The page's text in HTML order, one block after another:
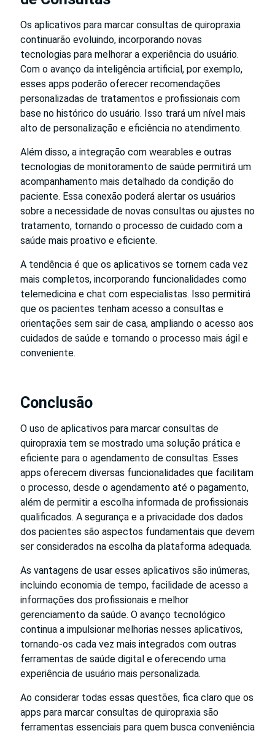
Os aplicativos para marcar consultas de quiropraxia
continuarão evoluindo, incorporando novas
tecnologias para melhorar a experiência do usuário.
Com o avanço da inteligência artificial, por exemplo,
esses apps poderão oferecer recomendações
personalizadas de tratamentos e profissionais com
base no histórico do usuário. Isso trará um nível mais
alto de personalização e eficiência no atendimento.
Além disso, a integração com wearables e outras
tecnologias de monitoramento de saúde permitirá um
acompanhamento mais detalhado da condição do
paciente. Essa conexão poderá alertar os usuários
sobre a necessidade de novas consultas ou ajustes no
tratamento, tornando o processo de cuidado com a
saúde mais proativo e eficiente.
A tendência é que os aplicativos se tornem cada vez
mais completos, incorporando funcionalidades como
telemedicina e chat com especialistas. Isso permitirá
que os pacientes tenham acesso a consultas e
orientações sem sair de casa, ampliando o acesso aos
cuidados de saúde e tornando o processo mais ágil e
conveniente.
Conclusão
O uso de aplicativos para marcar consultas de
quiropraxia tem se mostrado uma solução prática e
eficiente para o agendamento de consultas. Esses
apps oferecem diversas funcionalidades que facilitam
o processo, desde o agendamento até o pagamento,
além de permitir a escolha informada de profissionais
qualificados. A segurança e a privacidade dos dados
dos pacientes são aspectos fundamentais que devem
ser considerados na escolha da plataforma adequada.
As vantagens de usar esses aplicativos são inúmeras,
incluindo economia de tempo, facilidade de acesso a
informações dos profissionais e melhor
gerenciamento da saúde. O avanço tecnológico
continua a impulsionar melhorias nesses aplicativos,
tornando-os cada vez mais integrados com outras
ferramentas de saúde digital e oferecendo uma
experiência de usuário mais personalizada.
Ao considerar todas essas questões, fica claro que os
apps para marcar consultas de quiropraxia são
ferramentas essenciais para quem busca conveniência